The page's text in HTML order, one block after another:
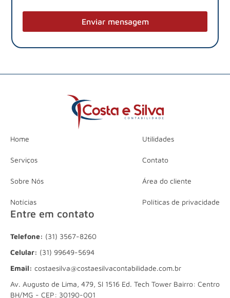
Enviar mensagem
Home
Serviços
Sobre Nós
Notícias
Utilidades
Contato
Área do cliente
Políticas de privacidade
Entre em contato
Telefone: (31) 3567-8260
Celular: (31) 99649-5694
Email: costaesilva@costaesilvacontabilidade.com.br
Av. Augusto de Lima, 479, Sl 1516 Ed. Tech Tower Bairro: Centro
BH/MG - CEP: 30190-001